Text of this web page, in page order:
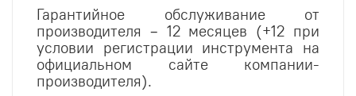
Гарантийное обслуживание от
производителя – 12 месяцев (+12 при
условии регистрации инструмента на
официальном сайте компании-
производителя).